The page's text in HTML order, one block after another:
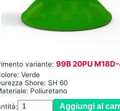
variante:99B 20PU
Verde
Shore: SH 60
Poliuretano
Aggiungi al